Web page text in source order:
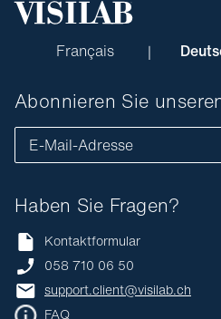
Français
Haben Sie Fragen?
Kontaktformular
058 710 06 50
support.client@visilab.ch
FAQ
Abonnieren Sie
E-Mail-Adresse